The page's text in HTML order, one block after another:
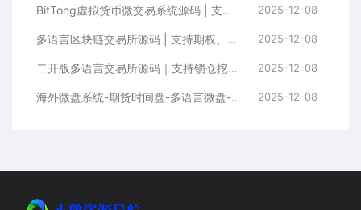
BitTong虚拟货币微交易系统源码 | 支持现货杠杆交易+K线控制+用户输赢管理+代理体系 2025-12-08
多语言区块链交易所源码 | 支持期权、币币交易、质押挖矿与新币申购 2025-12-08
二开版多语言交易所源码｜支持锁仓挖矿+元宇宙理财+秒合约+IEO认购功能 2025-12-08
海外微盘系统-期货时间盘-多语言微盘-前端uniapp 2025-12-08